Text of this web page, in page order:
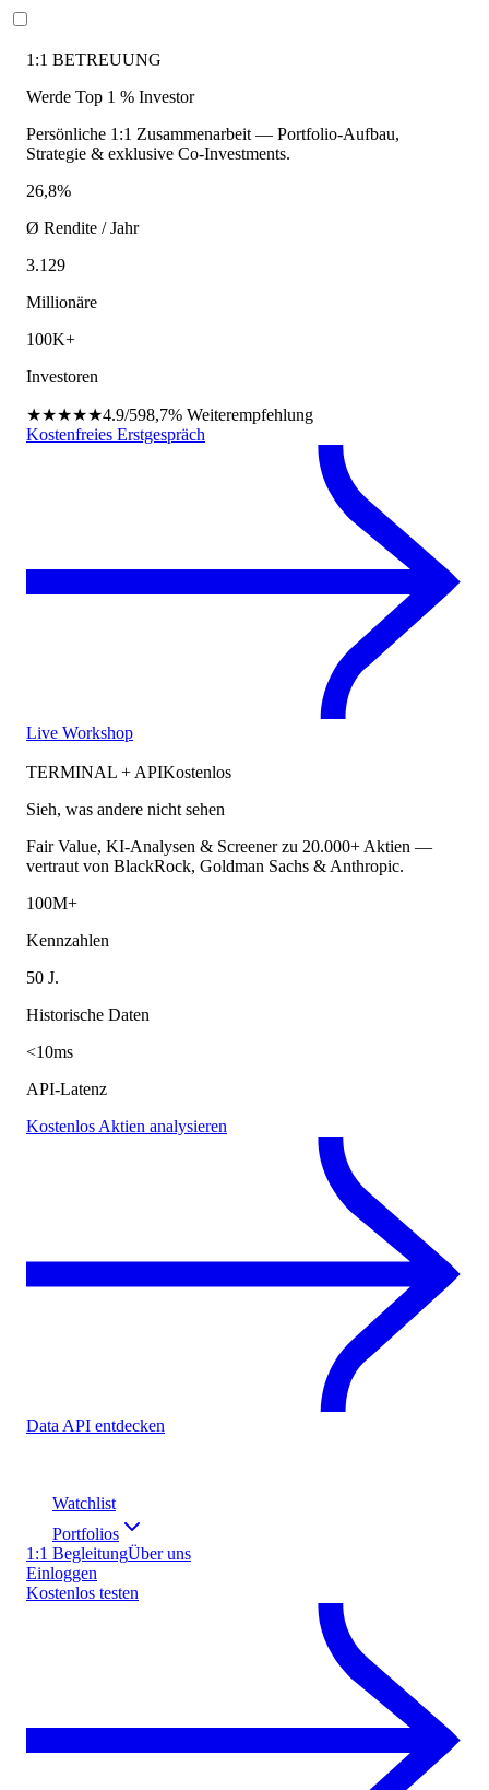
1:1 BETREUUNG
Werde Top 1 % Investor
Persönliche 1:1 Zusammenarbeit — Portfolio-Aufbau,
Strategie & exklusive Co-Investments.
26,8%
Ø Rendite / Jahr
3.129
Millionäre
100K+
Investoren
★★★★★4.9/598,7% Weiterempfehlung
Kostenfreies Erstgespräch
Live Workshop
TERMINAL + APIKostenlos
Sieh, was andere nicht sehen
Fair Value, KI-Analysen & Screener zu 20.000+ Aktien —
vertraut von BlackRock, Goldman Sachs & Anthropic.
100M+
Kennzahlen
50 J.
Historische Daten
<10ms
API-Latenz
Kostenlos Aktien analysieren
Data API entdecken
Watchlist
Portfolios
1:1 BegleitungÜber uns
Einloggen
Kostenlos testen